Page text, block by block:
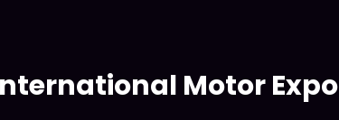
Motor Expo